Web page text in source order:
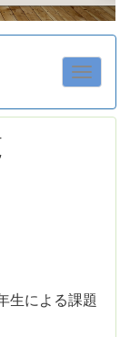
生による課題